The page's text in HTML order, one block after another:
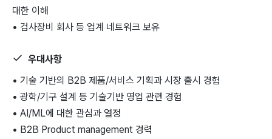
대한 이해
• 검사장비 회사 등 업계 네트워크 보유
우대사항
• 기술 기반의 B2B 제품/서비스 기획과 시장 출시 경험
• 광학/기구 설계 등 기술기반 영업 관련 경험
• AI/ML에 대한 관심과 열정
• B2B Product management 경력